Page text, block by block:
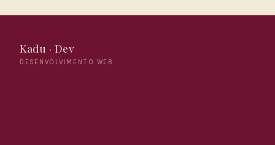
Kadu · Dev
DESENVOLVIMENTO WEB